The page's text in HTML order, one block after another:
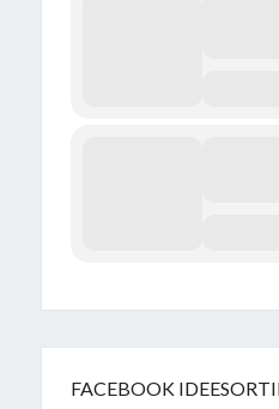
FACEBOOK